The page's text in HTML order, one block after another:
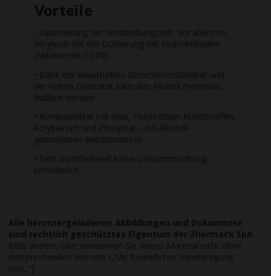
Vorteile
• Optimierung der Verarbeitungszeit, vor allem im
Vergleich mit der Dublierung mit Hydrokolloiden
(Abbindezeit 10:00)
• Dank der dauerhaften Dimensionsstabilität und
der hohen Elastizität kann das Modell mehrmals
dubliert werden
• Kompatibilität mit Gips, Polyurethan-Kunststoffen,
Acrylharzen und Phosphat- und Alkohol-
gebundenen Einbettmassen
• Sehr dünnfließend: keine Vakuummischung
erforderlich
Alle heruntergeladenen Abbildungen und Dokumente
sind rechtlich geschütztes Eigentum der Zhermack SpA.
Bitte ändern oder verwenden Sie dieses Material nicht ohne
entsprechenden Vermerk („Mit freundlicher Genehmigung
von...“).